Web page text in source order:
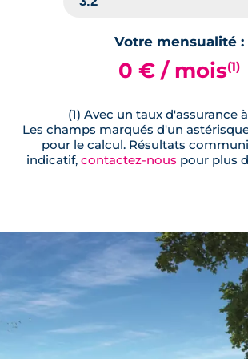
Votre mensualité :
0 € / mois(1)
(1) Avec un taux d'assurance
Les champs marqués d'un
pour le calcul. Résultats
indicatif, contactez-nous pour plus